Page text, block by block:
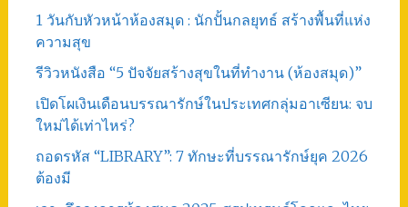
1 วันกับหัวหน้าห้องสมุด : นักปั้นกลยุทธ์ สร้างพื้นที่แห่ง
ความสุข
รีวิวหนังสือ “5 ปัจจัยสร้างสุขในที่ทำงาน (ห้องสมุด)”
เปิดโผเงินเดือนบรรณารักษ์ในประเทศกลุ่มอาเซียน: จบ
ใหม่ได้เท่าไหร่?
ถอดรหัส “LIBRARY”: 7 ทักษะที่บรรณารักษ์ยุค 2026
ต้องมี